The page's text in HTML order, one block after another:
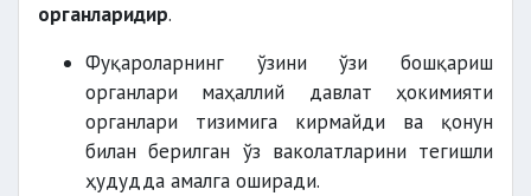
органларидир.
Фуқароларнинг ўзини ўзи бошқариш
органлари маҳаллий давлат ҳокимияти
органлари тизимига кирмайди ва қонун
билан берилган ўз ваколатларини тегишли
ҳудудда амалга оширади.